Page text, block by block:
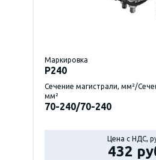
Маркировка
P240
Сечение магистрали, мм²/
мм²
70-240/70-240
Цена с НДС,
432